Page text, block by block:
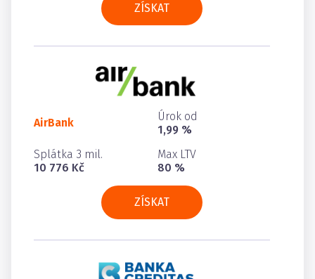
ZÍSKAT
AirBank
Úrok od
1,99 %
Splátka 3 mil.
10 776 Kč
Max LTV
80 %
ZÍSKAT